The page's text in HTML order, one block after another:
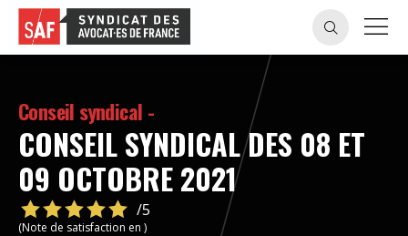
Conseil syndical -
CONSEIL SYNDICAL DES 08 ET
09 OCTOBRE 2021
/5
(Note de satisfaction en )